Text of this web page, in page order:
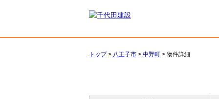
トップ> 八王子市 > 中野町 > 物件詳細